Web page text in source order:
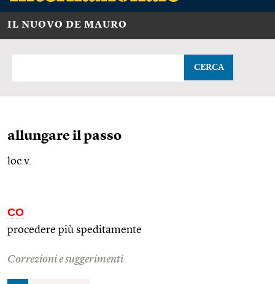
IL NUOVO DE MAURO
CERCA
allungare il passo
loc.v.
CO
procedere più speditamente
Correzioni e suggerimenti